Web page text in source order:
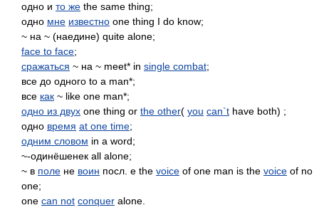
одно и то же the same thing;
одно мне известно one thing I do know;
~ на ~ (наедине) quite alone;
face to face;
сражаться ~ на ~ meet* in single combat;
все до одного to a man*;
все как ~ like one man*;
одно из двух one thing or the other( you can`t have both) ;
одно время at one time;
одним словом in a word;
~-одинёшенек all alone;
~ в поле не воин посл. е the voice of one man is the voice of no
one;
one can not conquer alone.